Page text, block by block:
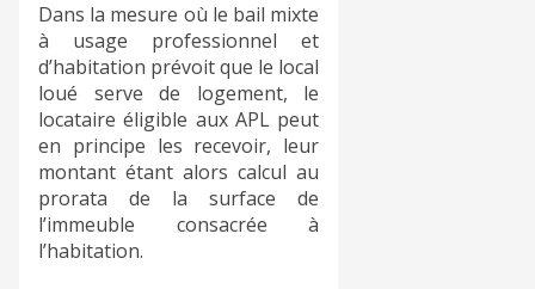
Dans la mesure où le bail mixte
à usage professionnel et
d’habitation prévoit que le local
loué serve de logement, le
locataire éligible aux APL peut
en principe les recevoir, leur
montant étant alors calcul au
prorata de la surface de
l’immeuble consacrée à
l’habitation.